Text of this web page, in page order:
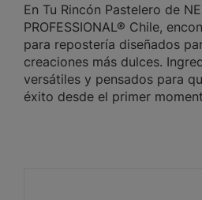
En Tu Rincón Pastelero de
PROFESSIONAL® Chile,
para repostería diseñados
creaciones más dulces.
versátiles y pensados para
éxito desde el primer